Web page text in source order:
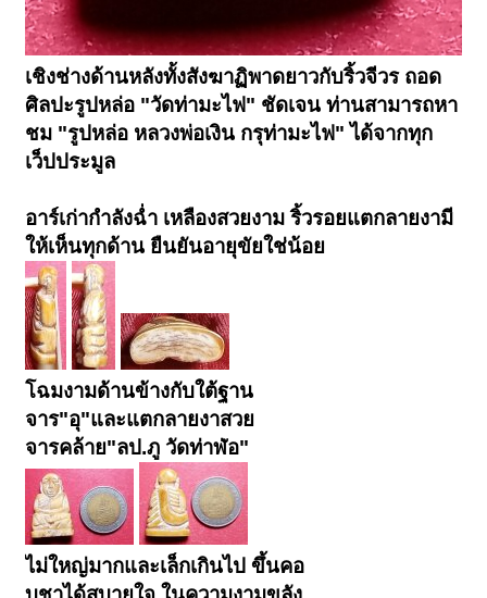
เชิงช่างด้านหลังทั้งสังฆาฏิพาดยาวกับริ้วจีวร ถอด
ศิลปะรูปหล่อ "วัดท่ามะไฟ" ชัดเจน ท่านสามารถหา
ชม "รูปหล่อ หลวงพ่อเงิน กรุท่ามะไฟ" ได้จากทุก
เว็ปประมูล
อาร์เก่ากำลังฉ่ำ เหลืองสวยงาม ริ้วรอยแตกลายงามี
ให้เห็นทุกด้าน ยืนยันอายุขัยใช่น้อย
โฉมงามด้านข้างกับใต้ฐาน
จาร"อุ"และแตกลายงาสวย
จารคล้าย"ลป.ภู วัดท่าฬ่อ"
ไม่ใหญ่มากและเล็กเกินไป ขึ้นคอ